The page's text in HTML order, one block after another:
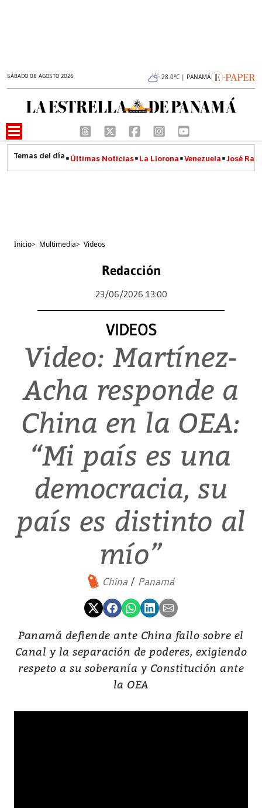
SÁBADO 08 AGOSTO 2026 28.0°C | PANAMÁ
Últimas Noticias La Llorona Venezuela José
Inicio> Multimedia> Videos
Redacción
23/06/2026 13:00
VIDEOS
Video: Martínez-
Acha responde a
China en la OEA:
“Mi país es una
democracia, su
país es distinto al
mío”
China Panamá
Panamá defiende ante China fallo sobre el
Canal y la separación de poderes, exigiendo
respeto a su soberanía y Constitución ante
la OEA